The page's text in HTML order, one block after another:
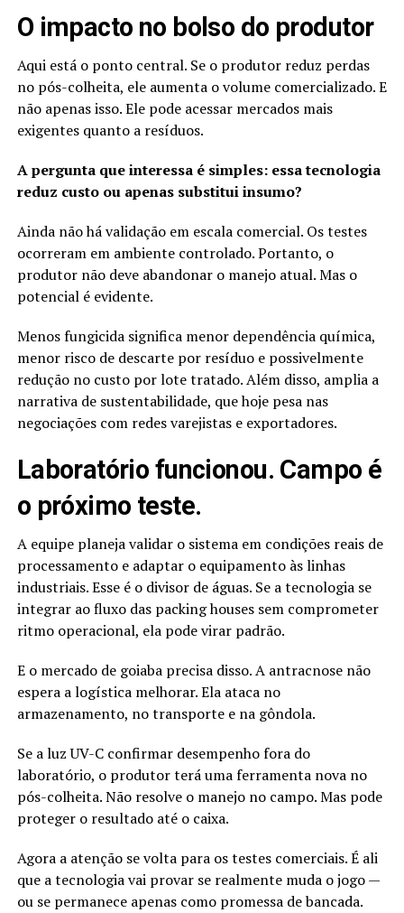
O impacto no bolso do produtor
Aqui está o ponto central. Se o produtor reduz perdas
no pós-colheita, ele aumenta o volume comercializado. E
não apenas isso. Ele pode acessar mercados mais
exigentes quanto a resíduos.
A pergunta que interessa é simples: essa tecnologia
reduz custo ou apenas substitui insumo?
Ainda não há validação em escala comercial. Os testes
ocorreram em ambiente controlado. Portanto, o
produtor não deve abandonar o manejo atual. Mas o
potencial é evidente.
Menos fungicida significa menor dependência química,
menor risco de descarte por resíduo e possivelmente
redução no custo por lote tratado. Além disso, amplia a
narrativa de sustentabilidade, que hoje pesa nas
negociações com redes varejistas e exportadores.
Laboratório funcionou. Campo é
o próximo teste.
A equipe planeja validar o sistema em condições reais de
processamento e adaptar o equipamento às linhas
industriais. Esse é o divisor de águas. Se a tecnologia se
integrar ao fluxo das packing houses sem comprometer
ritmo operacional, ela pode virar padrão.
E o mercado de goiaba precisa disso. A antracnose não
espera a logística melhorar. Ela ataca no
armazenamento, no transporte e na gôndola.
Se a luz UV-C confirmar desempenho fora do
laboratório, o produtor terá uma ferramenta nova no
pós-colheita. Não resolve o manejo no campo. Mas pode
proteger o resultado até o caixa.
Agora a atenção se volta para os testes comerciais. É ali
que a tecnologia vai provar se realmente muda o jogo —
ou se permanece apenas como promessa de bancada.